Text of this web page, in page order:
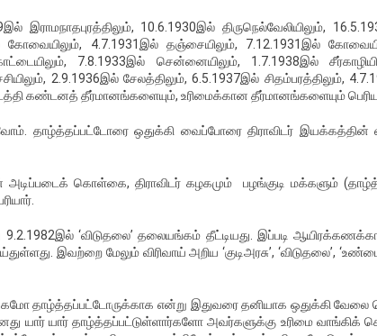
இராமநாதபுரத்திலும், 10.6.1930இல் திருநெல்வேலியிலும்,
கோவையிலும், 4.7.1931இல் தஞ்சையிலும், 7.12.1931இல்
7.8.1933இல் சென்னையிலும், 1.7.1938இல்
2.9.1936இல் சேலத்திலும், 6.5.1937இல் சிதம்பரத்திலும்,
கண்டனத் தீர்மானங்களையும், உரிமைக்கான தீர்மானங்களையும்
தாழ்த்தப்பட்டோரை ஒதுக்கி வைப்போரை திராவிடர் இயக்கத்தின்
அடிப்படைக் கொள்கை, திராவிடர் கழகமும் பழங்குடி மக்களும்
9.2.1982இல் ‘விடுதலை’ தலையங்கம் தீட்டியது. இப்படி
இவற்றை மேலும் விரிவாய் அறிய ‘குடிஅரசு’, ‘விடுதலை’,
தாழ்த்தப்பட்டோருக்காக என்று இதுவரை தனியாக ஒதுக்கி வேலை
யார் யார் தாழ்த்தப்பட்டுள்ளார்களோ அவர்களுக்கு உரிமை வாங்கிக்